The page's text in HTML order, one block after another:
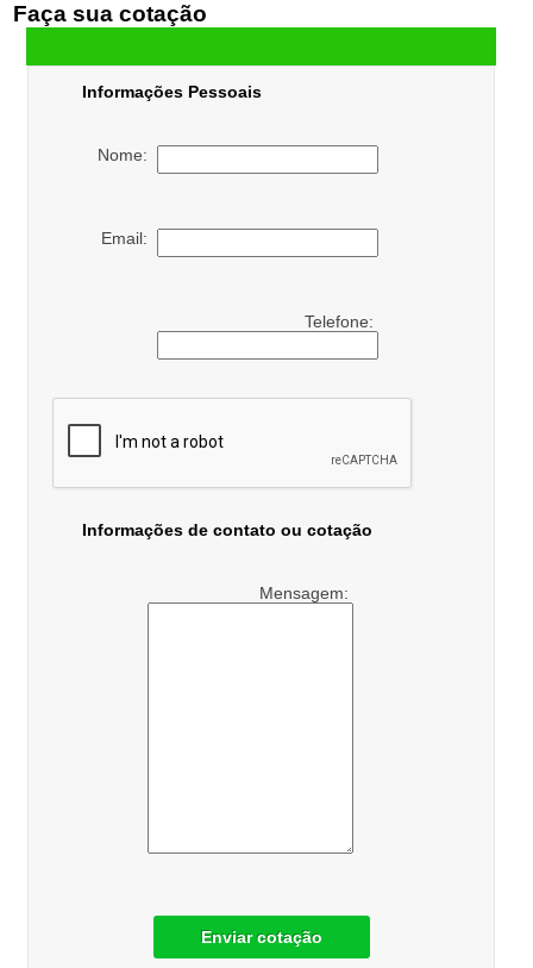
Faça sua cotação
Informações Pessoais
Nome:
Email:
Telefone:
Informações de contato ou cotação
Mensagem:
Enviar cotação